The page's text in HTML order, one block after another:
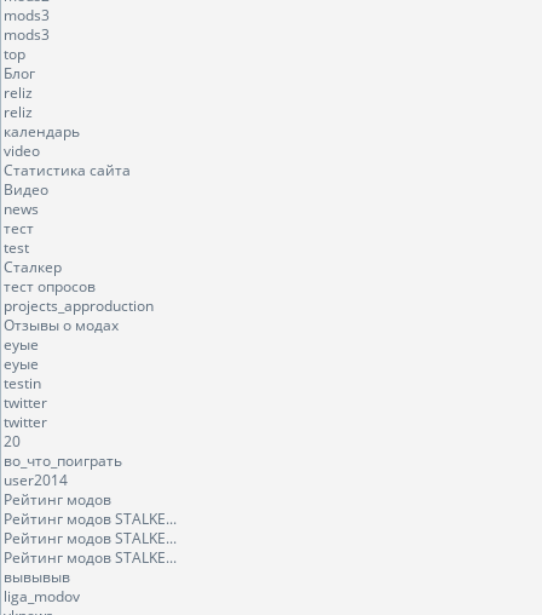
mods3
mods3
top
Блог
reliz
reliz
календарь
video
Статистика сайта
Видео
news
тест
test
Сталкер
тест опросов
projects_approduction
Отзывы о модах
еуые
еуые
testin
twitter
twitter
20
во_что_поиграть
user2014
Рейтинг модов
Рейтинг модов STALKE...
Рейтинг модов STALKE...
Рейтинг модов STALKE...
вывывыв
liga_modov